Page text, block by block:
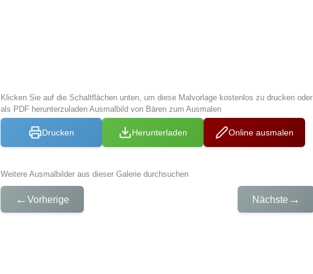
Klicken Sie auf die Schaltflächen unten, um diese Malvorlage kostenlos zu drucken oder
als PDF herunterzuladen Ausmalbild von Bären zum Ausmalen
Drucken Herunterladen Online ausmalen
Weitere Ausmalbilder aus dieser Galerie durchsuchen
← Vorherige Nächste →